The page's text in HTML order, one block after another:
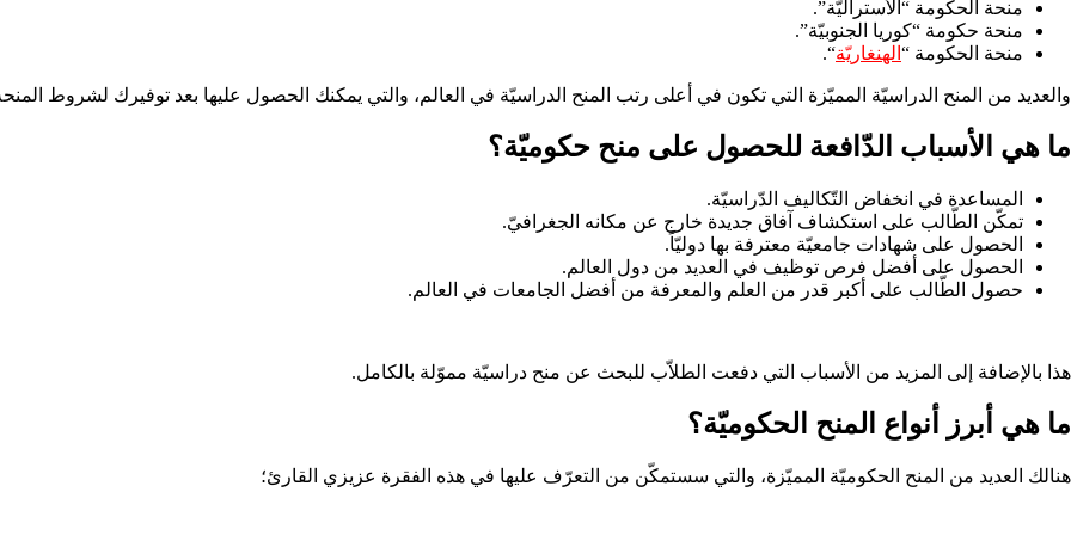
منحة الحكومة “الأستراليّة”.
منحة حكومة “كوريا الجنوبيّة”.
منحة الحكومة “ الهنغاريّة“.
والعديد من المنح الدراسيّة المميّزة التي تكون في أعلى رتب المنح الدراسيّة في العالم، والتي يمكنك الحصول عليها بعد توفيرك لشروط
ما هي الأسباب الدّافعة للحصول على منح حكوميّة؟
المساعدة في انخفاض التّكاليف الدّراسيّة.
تمكّن الطّالب على استكشاف آفاق جديدة خارج عن مكانه الجغرافيّ.
الحصول على شهادات جامعيّة معترفة بها دوليّاً.
الحصول على أفضل فرص توظيف في العديد من دول العالم.
حصول الطّالب على أكبر قدر من العلم والمعرفة من أفضل الجامعات في العالم.
هذا بالإضافة إلى المزيد من الأسباب التي دفعت الطلاّب للبحث عن منح دراسيّة مموّلة بالكامل.
ما هي أبرز أنواع المنح الحكوميّة؟
هنالك العديد من المنح الحكوميّة المميّزة، والتي سستمكّن من التعرّف عليها في هذه الفقرة عزيزي القارئ؛